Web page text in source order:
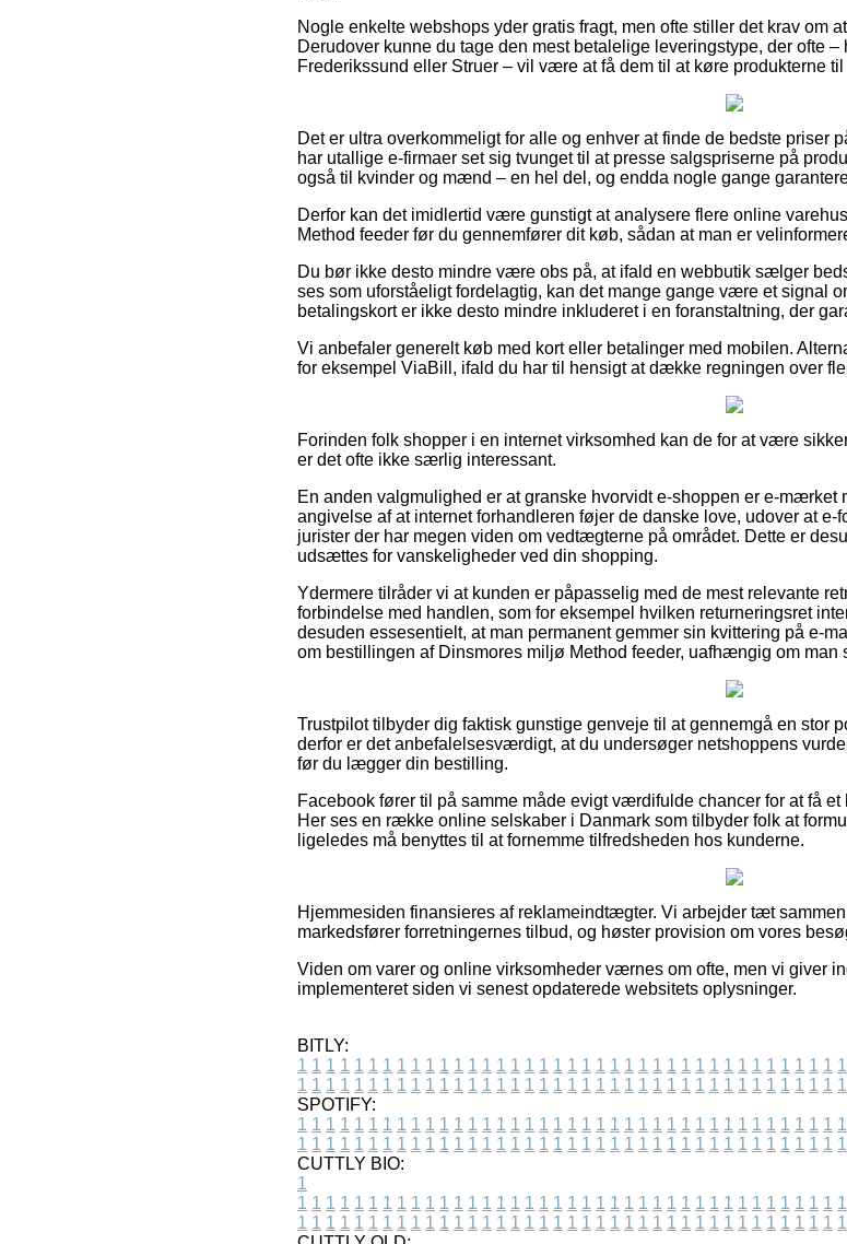
Nogle enkelte webshops yder gratis fragt, men ofte stiller det krav om
Derudover kunne du tage den mest betalelige leveringstype, der ofte
Frederikssund eller Struer – vil være at få dem til at køre produkterne
Det er ultra overkommeligt for alle og enhver at finde de bedste priser
har utallige e-firmaer set sig tvunget til at presse salgspriserne på
også til kvinder og mænd – en hel del, og endda nogle gange
Derfor kan det imidlertid være gunstigt at analysere flere online
Method feeder før du gennemfører dit køb, sådan at man er
Du bør ikke desto mindre være obs på, at ifald en webbutik sælger
ses som uforståeligt fordelagtig, kan det mange gange være et signal
betalingskort er ikke desto mindre inkluderet i en foranstaltning, der
Vi anbefaler generelt køb med kort eller betalinger med mobilen.
for eksempel ViaBill, ifald du har til hensigt at dække regningen over
Forinden folk shopper i en internet virksomhed kan de for at være
er det ofte ikke særlig interessant.
En anden valgmulighed er at granske hvorvidt e-shoppen er e-
angivelse af at internet forhandleren føjer de danske love, udover at
jurister der har megen viden om vedtægterne på området. Dette er
udsættes for vanskeligheder ved din shopping.
Ydermere tilråder vi at kunden er påpasselig med de mest relevante
forbindelse med handlen, som for eksempel hvilken returneringsret
desuden essesentielt, at man permanent gemmer sin kvittering på e-
om bestillingen af Dinsmores miljø Method feeder, uafhængig om man
Trustpilot tilbyder dig faktisk gunstige genveje til at gennemgå en stor
derfor er det anbefalelsesværdigt, at du undersøger netshoppens
før du lægger din bestilling.
Facebook fører til på samme måde evigt værdifulde chancer for at få
Her ses en række online selskaber i Danmark som tilbyder folk at
ligeledes må benyttes til at fornemme tilfredsheden hos kunderne.
Hjemmesiden finansieres af reklameindtægter. Vi arbejder tæt
markedsfører forretningernes tilbud, og høster provision om vores
Viden om varer og online virksomheder værnes om ofte, men vi giver
implementeret siden vi senest opdaterede websitets oplysninger.
BITLY:
1 1 1 1 1 1 1 1 1 1 1 1 1 1 1 1 1 1 1 1 1 1 1 1 1 1 1 1 1 1 1 1 1 1 1 1 1 1 1
1 1 1 1 1 1 1 1 1 1 1 1 1 1 1 1 1 1 1 1 1 1 1 1 1 1 1 1 1 1 1 1 1 1 1 1 1 1 1
SPOTIFY:
1 1 1 1 1 1 1 1 1 1 1 1 1 1 1 1 1 1 1 1 1 1 1 1 1 1 1 1 1 1 1 1 1 1 1 1 1 1 1
1 1 1 1 1 1 1 1 1 1 1 1 1 1 1 1 1 1 1 1 1 1 1 1 1 1 1 1 1 1 1 1 1 1 1 1 1 1 1
CUTTLY BIO:
1
1 1 1 1 1 1 1 1 1 1 1 1 1 1 1 1 1 1 1 1 1 1 1 1 1 1 1 1 1 1 1 1 1 1 1 1 1 1 1
1 1 1 1 1 1 1 1 1 1 1 1 1 1 1 1 1 1 1 1 1 1 1 1 1 1 1 1 1 1 1 1 1 1 1 1 1 1 1